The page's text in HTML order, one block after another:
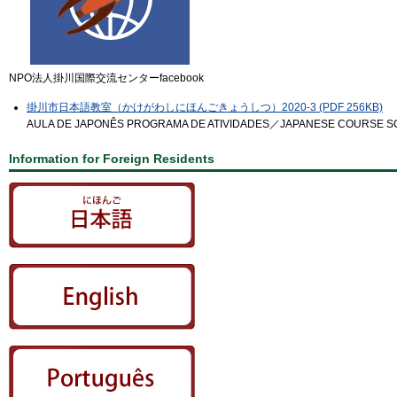
NPO法人掛川国際交流センターfacebook
掛川市日本語教室（かけがわしにほんごきょうしつ）2020-3 (PDF 256KB)
AULA DE JAPONÊS PROGRAMA DE ATIVIDADES／JAPANESE COURSE
Information for Foreign Residents